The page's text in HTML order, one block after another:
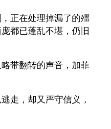
正在处理掉漏了的殭
都已蓬乱不堪，仍旧
带翻转的声音，加菲
走，却又严守信义，